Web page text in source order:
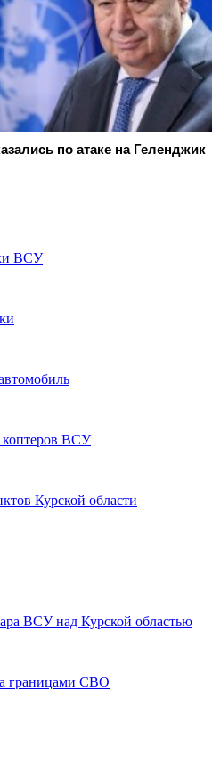
по атаке на Геленджик
ВСУ
коптеров ВСУ
Курской области
ВСУ над Курской областью
границами СВО